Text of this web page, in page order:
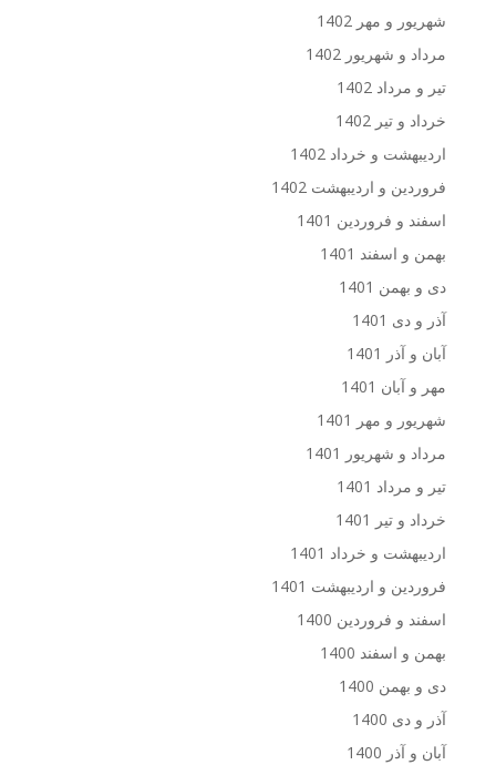
شهریور و مهر 1402
مرداد و شهریور 1402
تیر و مرداد 1402
خرداد و تیر 1402
اردیبهشت و خرداد 1402
فروردین و اردیبهشت 1402
اسفند و فروردین 1401
بهمن و اسفند 1401
دی و بهمن 1401
آذر و دی 1401
آبان و آذر 1401
مهر و آبان 1401
شهریور و مهر 1401
مرداد و شهریور 1401
تیر و مرداد 1401
خرداد و تیر 1401
اردیبهشت و خرداد 1401
فروردین و اردیبهشت 1401
اسفند و فروردین 1400
بهمن و اسفند 1400
دی و بهمن 1400
آذر و دی 1400
آبان و آذر 1400